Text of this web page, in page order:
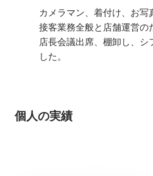
カメラマン、着付け、お写
接客業務全般と店舗運営の
店長会議出席、棚卸し、シ
した。
個人の実績